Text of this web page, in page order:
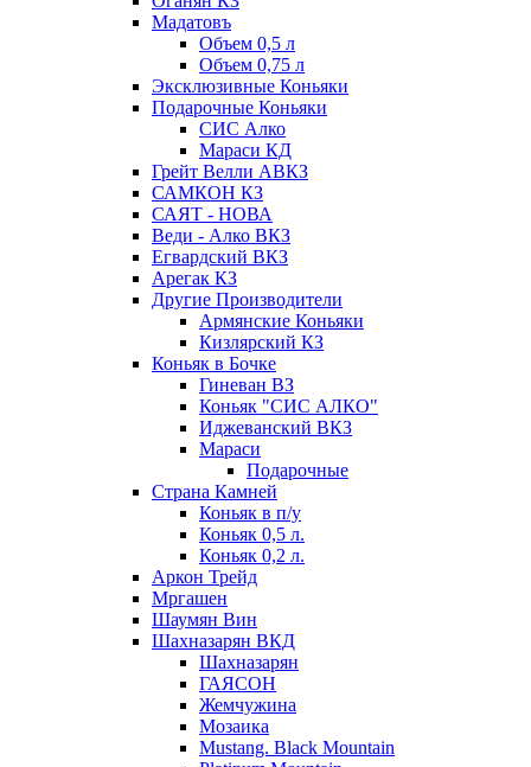
Мадатовъ
Объем 0,5 л
Объем 0,75 л
Эксклюзивные Коньяки
Подарочные Коньяки
СИС Алко
Мараси КД
Грейт Велли АВКЗ
САМКОН КЗ
САЯТ - НОВА
Веди - Алко ВКЗ
Егвардский ВКЗ
Арегак КЗ
Другие Производители
Армянские Коньяки
Кизлярский КЗ
Коньяк в Бочке
Гиневан ВЗ
Коньяк "СИС АЛКО"
Иджеванский ВКЗ
Мараси
Подарочные
Страна Камней
Коньяк в п/у
Коньяк 0,5 л.
Коньяк 0,2 л.
Аркон Трейд
Мргашен
Шаумян Вин
Шахназарян ВКД
Шахназарян
ГАЯСОН
Жемчужина
Мозаика
Mustang. Black Mountain